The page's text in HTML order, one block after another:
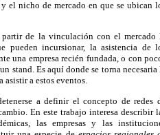
el nicho de mercado en que se ubican
de la vinculación con el mercado
pueden incursionar, la asistencia de
una empresa recién fundada, o con
stand. Es aquí donde se torna necesaria
asistir a estos eventos.
a definir el concepto de redes
En este trabajo interesa describir
las empresas y las